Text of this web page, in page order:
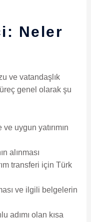
Neler
ve vatandaşlık
genel olarak şu
uygun yatırımın
alınması
transferi için Türk
ve ilgili belgelerin
adımı olan kısa